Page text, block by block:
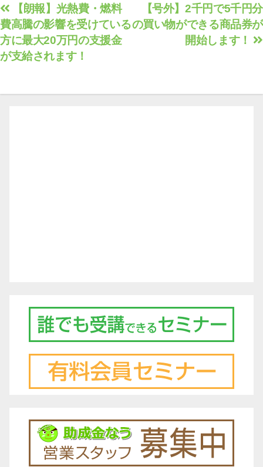
投
稿
ナ
ビ
【号外】2千円で5千円分
の買い物ができる商品券が
開始します！
【朗報】光熱費・燃料
費高騰の影響を受けている
方に最大20万円の支援金
が支給されます！